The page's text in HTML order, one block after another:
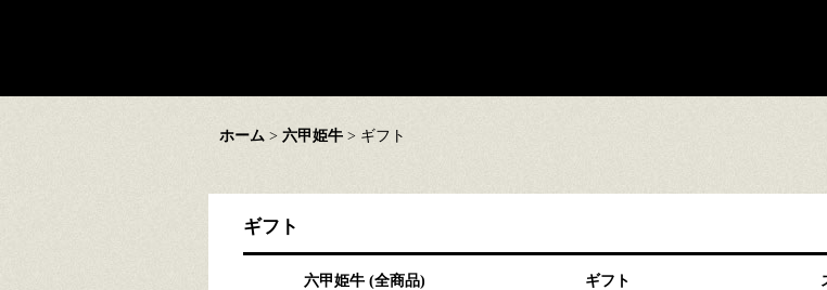
ホーム > 六甲姫牛 > ギフト
ギフト
六甲姫牛 (全商品) ギフト